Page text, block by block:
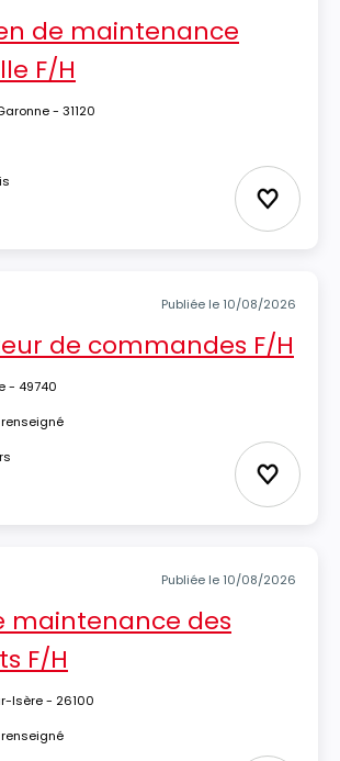
de maintenance
F/H
- 31120
Ajouter
Publiée le 10/08/2026
de commandes F/H
- 49740
Ajouter
Publiée le 10/08/2026
maintenance des
F/H
Isère - 26100